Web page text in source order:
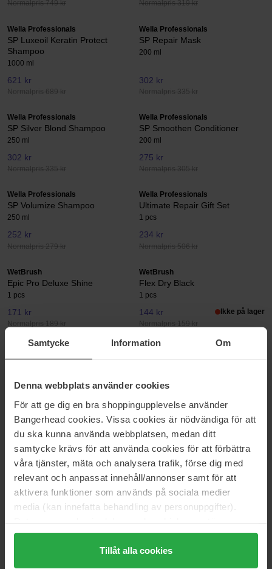
Samtycke Information Om
Denna webbplats använder cookies
För att ge dig en bra shoppingupplevelse använder
Bangerhead cookies. Vissa cookies är nödvändiga för att
du ska kunna använda webbplatsen, medan ditt
samtycke krävs för att använda cookies för att förbättra
våra tjänster, mäta och analysera trafik, förse dig med
relevant och anpassat innehåll/annonser samt för att
aktivera funktioner som används på sociala medier
media (kan innefatta behandling av personuppgifter).
Genom att trycka på "Tillåt alla cookies" accepterar du
alla cookies, medan du under "Detaljer" kan anpassa
användningen av cookies. Du kan när som helst återkalla
Tillåt alla cookies
Normalpris 749 kr Normalpris 319 kr
Wella Professionals
SP Luxeoil Keratin Protect
Shampoo
1000 ml
621 kr
Normalpris 689 kr
Wella Professionals
SP Repair Mask
200 ml
302 kr
Normalpris 335 kr
Wella Professionals
SP Silver Blond Shampoo
250 ml
302 kr
Normalpris 335 kr
Wella Professionals
SP Smoothen Conditioner
200 ml
275 kr
Normalpris 305 kr
Wella Professionals
SP Volumize Shampoo
250 ml
252 kr
Normalpris 279 kr
Wella Professionals
Ultimate Repair Gift Set
1 pcs
234 kr
Normalpris 506 kr
WetBrush
Epic Pro Deluxe Shine
1 pcs
171 kr
Normalpris 189 kr
WetBrush
Flex Dry Black
1 pcs
144 kr
Normalpris 159 kr
Ikke på lager
Go Green Biodegradeable
Go Green Biodegradeable Paddle
171 kr
Normalpris 189 kr
Ikke på lager
Go Green Detangler Grey
153 kr
WetBrush
Go Green Mini Detangler Grey
90 kr
Normalpris 99 kr
WetBrush
Go Green Speed Dry
171 kr
Go Green Treatment And Shine
Go Green Treatment And Shine
1 pcs